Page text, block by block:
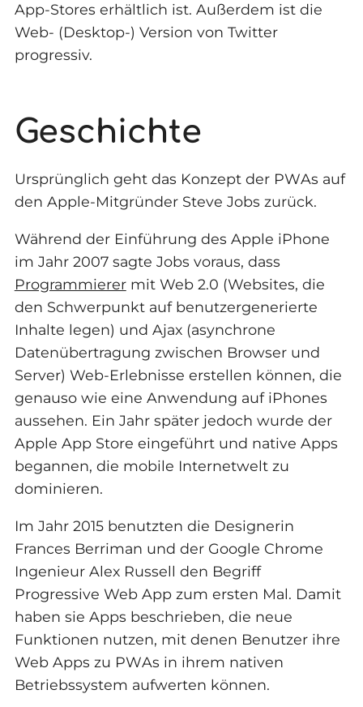
App-Stores erhältlich ist. Außerdem ist die
Web- (Desktop-) Version von Twitter
progressiv.
Geschichte
Ursprünglich geht das Konzept der PWAs auf
den Apple-Mitgründer Steve Jobs zurück.
Während der Einführung des Apple iPhone
im Jahr 2007 sagte Jobs voraus, dass
Programmierermit Web 2.0 (Websites, die
den Schwerpunkt auf benutzergenerierte
Inhalte legen) und Ajax (asynchrone
Datenübertragung zwischen Browser und
Server) Web-Erlebnisse erstellen können, die
genauso wie eine Anwendung auf iPhones
aussehen. Ein Jahr später jedoch wurde der
Apple App Store eingeführt und native Apps
begannen, die mobile Internetwelt zu
dominieren.
Im Jahr 2015 benutzten die Designerin
Frances Berriman und der Google Chrome
Ingenieur Alex Russell den Begriff
Progressive Web App zum ersten Mal. Damit
haben sie Apps beschrieben, die neue
Funktionen nutzen, mit denen Benutzer ihre
Web Apps zu PWAs in ihrem nativen
Betriebssystem aufwerten können.